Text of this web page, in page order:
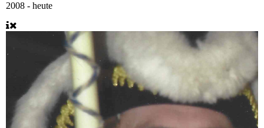
2008 - heute